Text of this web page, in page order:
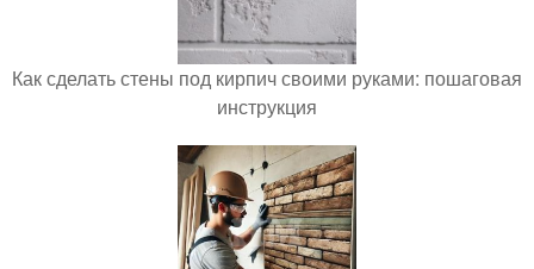
Как сделать стены под кирпич своими руками: пошаговая
инструкция